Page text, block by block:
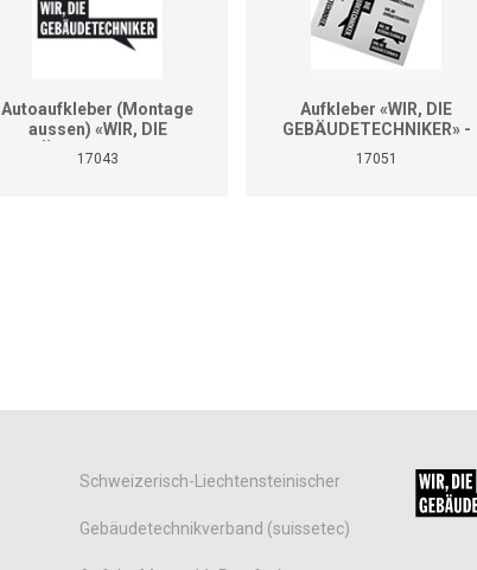
Autoaufkleber (Montage
aussen) «WIR, DIE
GEBÄUDETECHNIKER»
(Format A4)
17043
Aufkleber «WIR, DIE
GEBÄUDETECHNIKER» -
Diverse Grössen
17051
Schweizerisch-Liechtensteinischer
Gebäudetechnikverband (suissetec)